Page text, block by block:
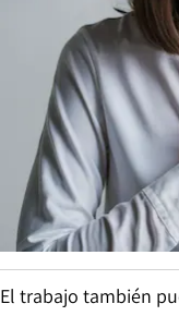
El trabajo también